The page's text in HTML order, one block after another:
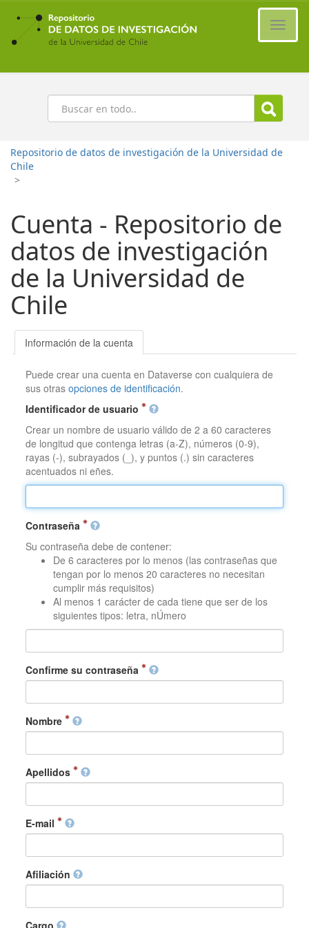
Ir
contenido
principal
Buscar
Repositorio de datos de investigación de la Universidad de
Chile
>
Cuenta - Repositorio de
datos de investigación
de la Universidad de
Chile
Información de la cuenta
Puede crear una cuenta en Dataverse con cualquiera de
sus otrasopciones de identificación.
Identificador de usuario
Crear un nombre de usuario válido de 2 a 60 caracteres
de longitud que contenga letras (a-Z), números (0-9),
rayas (-), subrayados (_), y puntos (.) sin caracteres
acentuados ni eñes.
Contraseña
Su contraseña debe de contener:
De 6 caracteres por lo menos (las contraseñas que
tengan por lo menos 20 caracteres no necesitan
cumplir más requisitos)
Al menos 1 carácter de cada tiene que ser de los
siguientes tipos: letra, nÚmero
Confirme su contraseña
Nombre
Apellidos
E-mail
Afiliación
Cargo